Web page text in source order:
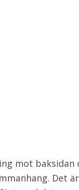
mot baksidan
Det